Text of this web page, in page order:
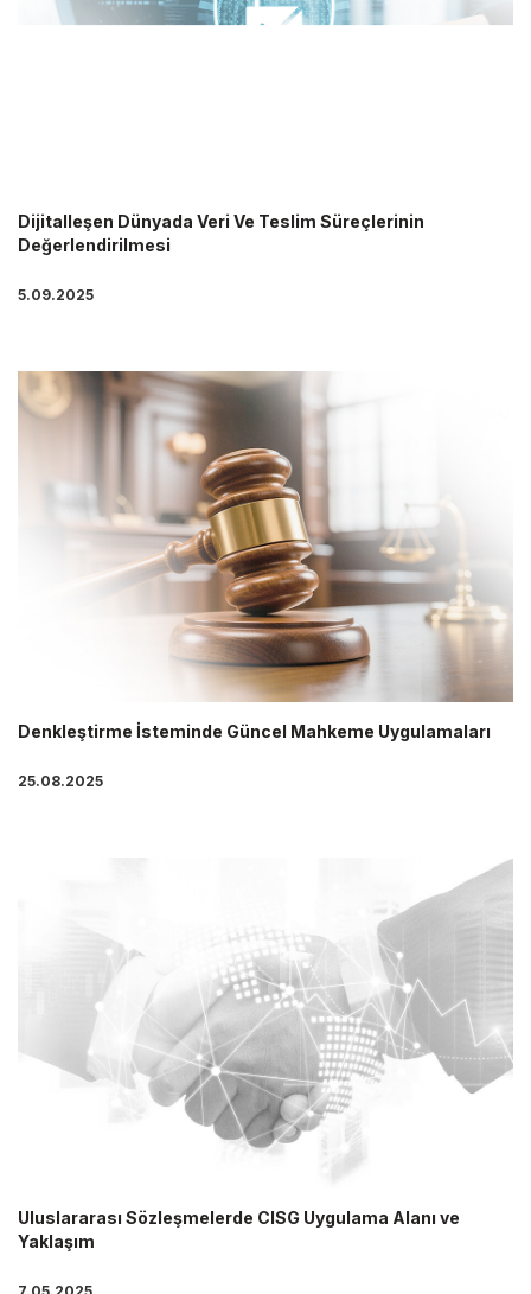
Dijitalleşen Dünyada Veri Ve Teslim Süreçlerinin
Değerlendirilmesi
5.09.2025
Denkleştirme İsteminde Güncel Mahkeme Uygulamaları
25.08.2025
Uluslararası Sözleşmelerde CISG Uygulama Alanı ve
Yaklaşım